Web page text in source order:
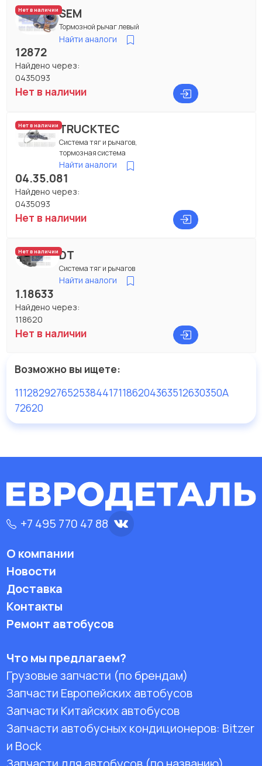
Нет в наличииSEM
Тормозной рычаг левый
Найти аналоги
12872
Найдено через:
0435093
Нет в наличии
Нет в наличииTRUCKTEC
Система тяг и рычагов,
тормозная система
Найти аналоги
04.35.081
Найдено через:
0435093
Нет в наличии
Нет в наличииDT
Система тяг и рычагов
Найти аналоги
1.18633
Найдено через:
118620
Нет в наличии
Возможно вы ищете:
11128292765253844171186204363512630350A
72620
+7 495 770 47 88
О компании
Новости
Доставка
Контакты
Ремонт автобусов
Что мы предлагаем?
Грузовые запчасти (по брендам)
Запчасти Европейских автобусов
Запчасти Китайских автобусов
Запчасти автобусных кондиционеров: Bitzer
и Bock